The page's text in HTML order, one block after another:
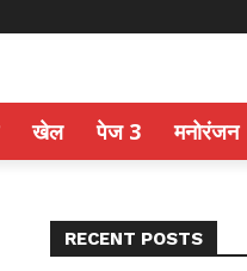
खेल पेज 3 मनोरंजन
RECENT POSTS